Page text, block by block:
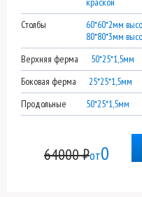
Столбы
60*60*2мм
80*80*3мм
Верхняя ферма
50*25*1,5мм
Боковая ферма
25*25*1,5мм
Продольные
50*25*1,5мм
64000 ₽от0